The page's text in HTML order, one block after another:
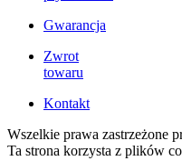
Gwarancja
Zwrot
towaru
Kontakt
Wszelkie prawa zastrzeżone
Ta strona korzysta z plików